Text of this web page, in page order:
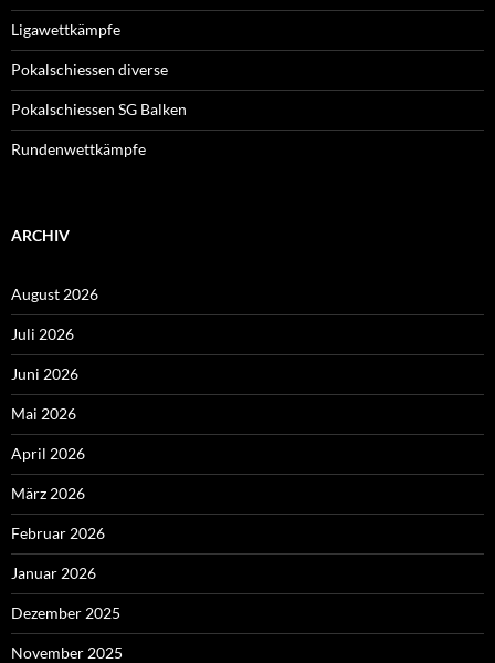
Ligawettkämpfe
Pokalschiessen diverse
Pokalschiessen SG Balken
Rundenwettkämpfe
ARCHIV
August 2026
Juli 2026
Juni 2026
Mai 2026
April 2026
März 2026
Februar 2026
Januar 2026
Dezember 2025
November 2025